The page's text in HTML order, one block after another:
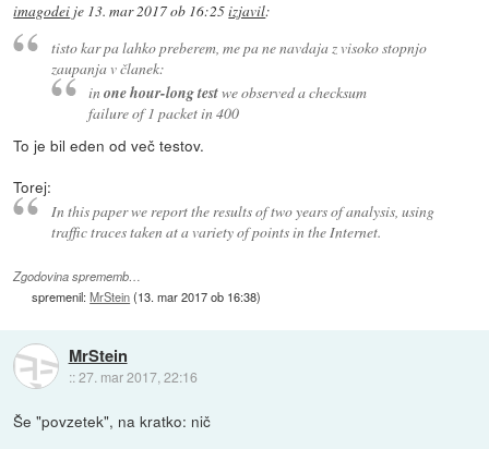
imagodei je 13. mar 2017 ob 16:25izjavil:
tisto kar pa lahko preberem, me pa ne navdaja z visoko stopnjo
zaupanja v članek:
inone hour-long testwe observed a checksum
failure of 1 packet in 400
To je bil eden od več testov.
Torej:
In this paper we report the results of two years of analysis, using
traffic traces taken at a variety of points in the Internet.
Zgodovina sprememb…
spremenil:MrStein(13. mar 2017 ob 16:38)
MrStein
::27. mar 2017, 22:16
Še "povzetek", na kratko: nič